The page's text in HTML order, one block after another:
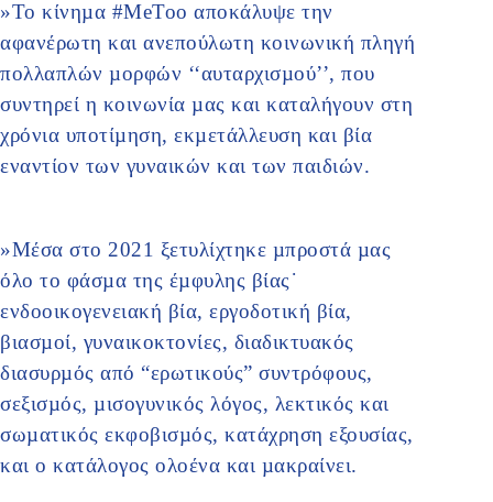
»Το κίνηµα #MeToo αποκάλυψε την
αφανέρωτη και ανεπούλωτη κοινωνική πληγή
πολλαπλών µορφών ‘‘αυταρχισµού’’, που
συντηρεί η κοινωνία µας και καταλήγουν στη
χρόνια υποτίµηση, εκµετάλλευση και βία
εναντίον των γυναικών και των παιδιών.
»Μέσα στο 2021 ξετυλίχτηκε µπροστά µας
όλο το φάσµα της έµφυλης βίας˙
ενδοοικογενειακή βία, εργοδοτική βία,
βιασµοί, γυναικοκτονίες, διαδικτυακός
διασυρµός από “ερωτικούς” συντρόφους,
σεξισµός, µισογυνικός λόγος, λεκτικός και
σωµατικός εκφοβισµός, κατάχρηση εξουσίας,
και ο κατάλογος ολοένα και µακραίνει.